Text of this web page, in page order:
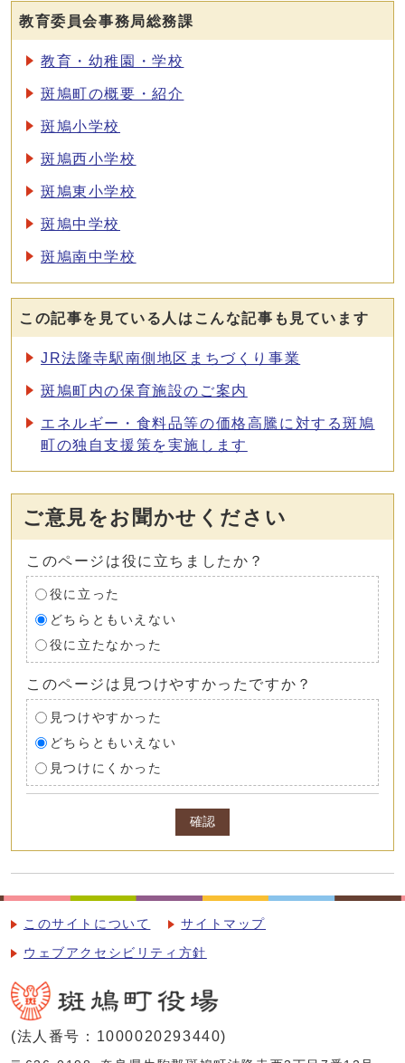
教育委員会事務局総務課
教育・幼稚園・学校
斑鳩町の概要・紹介
斑鳩小学校
斑鳩西小学校
斑鳩東小学校
斑鳩中学校
斑鳩南中学校
この記事を見ている人はこんな記事も見ています
JR法隆寺駅南側地区まちづくり事業
斑鳩町内の保育施設のご案内
エネルギー・食料品等の価格高騰に対する斑鳩
町の独自支援策を実施します
ご意見をお聞かせください
このページは役に立ちましたか？
役に立った
どちらともいえない
役に立たなかった
このページは見つけやすかったですか？
見つけやすかった
どちらともいえない
見つけにくかった
確認
このサイトについて サイトマップ
ウェブアクセシビリティ方針
(法人番号：1000020293440)